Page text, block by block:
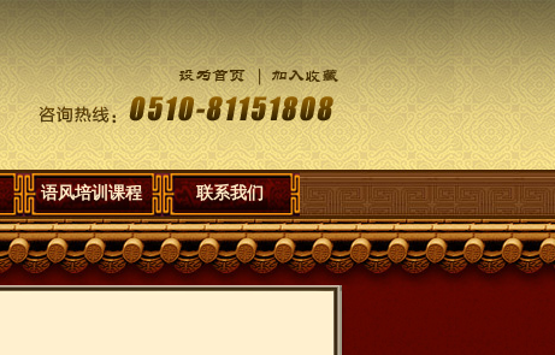
语风培训课程 联系我们